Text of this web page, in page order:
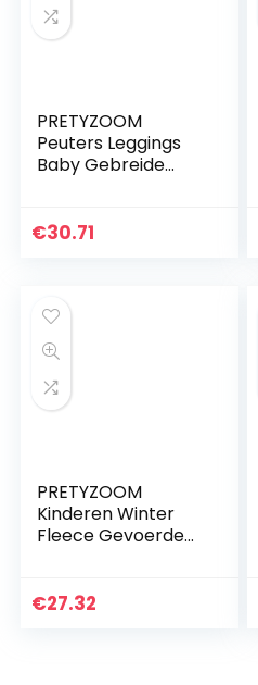
PRETYZOOM
Peuters Leggings
Baby Gebreide
Geprinte Dikke
€30.71
PRETYZOOM
Kinderen Winter
Fleece Gevoerde
Dikke Katoen
€27.32